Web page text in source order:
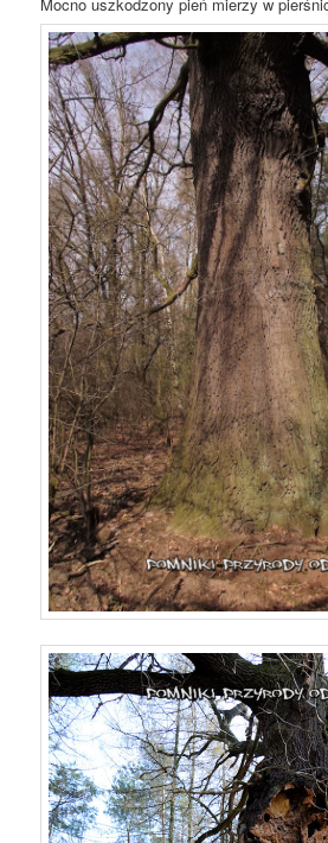
Mocno uszkodzony pień mierzy w